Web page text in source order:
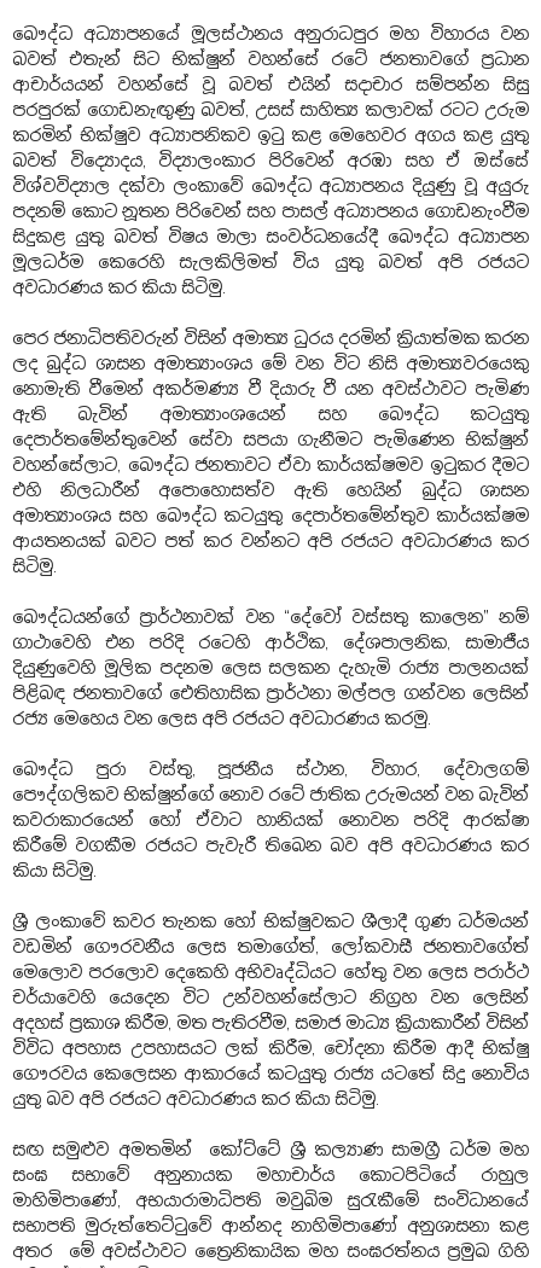
බෞද්ධ අධ්‍යාපනයේ මූලස්ථානය අනුරාධපුර මහ විහාරය වන
බවත් එතැන් සිට භික්ෂුන් වහන්සේ රටේ ජනතාවගේ ප්‍රධාන
ආචාර්යයන් වහන්සේ වූ බවත් එයින් සදාචාර සම්පන්න සිසු
පරපුරක් ගොඩනැඟුණු බවත්, උසස් සාහිත්‍ය කලාවක් රටට උරුම
කරමින් භික්ෂුව අධ්‍යාපනිකව ඉටු කළ මෙහෙවර අගය කළ යුතු
බවත් විද්‍යොදය, විද්‍යාලංකාර පිරිවෙන් අරඹා සහ ඒ ඔස්සේ
විශ්වවිද්‍යාල දක්වා ලංකාවේ බෞද්ධ අධ්‍යාපනය දියුණු වූ අයුරු
පදනම් කොට නූතන පිරිවෙන් සහ පාසල් අධ්‍යාපනය ගොඩනැංවීම
සිදුකළ යුතු බවත් විෂය මාලා සංවර්ධනයේදී බෞද්ධ අධ්‍යාපන
මූලධර්ම කෙරෙහි සැලකිලිමත් විය යුතු බවත් අපි රජයට
අවධාරණය කර කියා සිටිමු.
පෙර ජනාධිපතිවරුන් විසින් අමාත්‍ය ධුරය දරමින් ක්‍රියාත්මක කරන
ලද බුද්ධ ශාසන අමාත්‍යාංශය මේ වන විට නිසි අමාත්‍යවරයෙකු
නොමැති වීමෙන් අකර්මණ්‍ය වී දියාරු වී යන අවස්ථාවට පැමිණ
ඇති බැවින් අමාත්‍යාංශයෙන් සහ බෞද්ධ කටයුතු
දෙපාර්තමේන්තුවෙන් සේවා සපයා ගැනීමට පැමිණෙන භික්ෂුන්
වහන්සේලාට, බෞද්ධ ජනතාවට ඒවා කාර්යක්ෂමව ඉටුකර දීමට
එහි නිලධාරීන් අපොහොසත්ව ඇති හෙයින් බුද්ධ ශාසන
අමාත්‍යාංශය සහ බෞද්ධ කටයුතු දෙපාර්තමේන්තුව කාර්යක්ෂම
ආයතනයක් බවට පත් කර වන්නට අපි රජයට අවධාරණය කර
සිටිමු.
බෞද්ධයන්ගේ ප්‍රාර්ථනාවක් වන “දේවෝ වස්සතු කාලෙන” නම්
ගාථාවෙහි එන පරිදි රටෙහි ආර්ථික, දේශපාලනික, සාමාජීය
දියුණුවෙහි මූලික පදනම ලෙස සලකන දැහැමි රාජ්‍ය පාලනයක්
පිළිබඳ ජනතාවගේ ඓතිහාසික ප්‍රාර්ථනා මල්පල ගන්වන ලෙසින්
රජ්‍ය මෙහෙය වන ලෙස අපි රජයට අවධාරණය කරමු.
බෞද්ධ පුරා වස්තු, පූජනීය ස්ථාන, විහාර, දේවාලගම්
පෞද්ගලිකව භික්ෂුන්ගේ නොව රටේ ජාතික උරුමයන් වන බැවින්
කවරාකාරයෙන් හෝ ඒවාට හානියක් නොවන පරිදි ආරක්ෂා
කිරීමේ වගකීම රජයට පැවැරී තිබෙන බව අපි අවධාරණය කර
කියා සිටිමු.
ශ්‍රී ලංකාවේ කවර තැනක හෝ භික්ෂුවකට ශීලාදී ගුණ ධර්මයන්
වඩමින් ගෞරවනීය ලෙස තමාගේත්, ලෝකවාසී ජනතාවගේත්
මෙලොව පරලොව දෙකෙහි අභිවෘද්ධියට හේතු වන ලෙස පරාර්ථ
චර්යාවෙහි යෙදෙන විට උන්වහන්සේලාට නිග්‍රහ වන ලෙසින්
අදහස් ප්‍රකාශ කිරීම, මත පැතිරවීම, සමාජ මාධ්‍ය ක්‍රියාකාරීන් විසින්
විවිධ අපහාස උපහාසයට ලක් කිරීම, චෝදනා කිරීම ආදී භික්ෂු
ගෞරවය කෙලෙසන ආකාරයේ කටයුතු රාජ්‍ය යටතේ සිදු නොවිය
යුතු බව අපි රජයට අවධාරණය කර කියා සිටිමු.
සඟ සමුළුව අමතමින් කෝට්ටේ ශ්‍රී කල්‍යාණ සාමග්‍රී ධර්ම මහ
සංඝ සභාවේ අනුනායක මහාචාර්ය කොටපිටියේ රාහුල
මාහිමිපාණෝ, අභයාරාමාධිපති මවුබිම සුරැකීමේ සංවිධානයේ
සභාපති මුරුත්තෙට්ටුවේ ආන්නද නාහිමිපාණෝ අනුශාසනා කළ
අතර මේ අවස්ථාවට ත්‍රෛනිකායික මහ සංඝරත්නය ප්‍රමුඛ ගිහි